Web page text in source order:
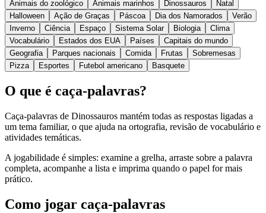
Animais do zoológico Animais marinhos Dinossauros
Natal
Halloween
Ação de Graças Páscoa Dia dos Namorados
Verão
Inverno
Ciência Espaço Sistema Solar Biologia
Clima
Vocabulário
Estados dos EUA Países
Capitais do mundo
Geografia
Parques nacionais Comida Frutas
Sobremesas
Pizza
Esportes Futebol americano Basquete
O que é caça-palavras?
Caça-palavras de Dinossauros mantém todas as respostas ligadas a
um tema familiar, o que ajuda na ortografia, revisão de vocabulário e
atividades temáticas.
A jogabilidade é simples: examine a grelha, arraste sobre a palavra
completa, acompanhe a lista e imprima quando o papel for mais
prático.
Como jogar caça-palavras